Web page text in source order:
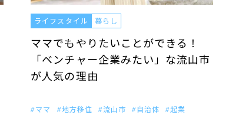
ライフスタイル 暮らし
ママでもやりたいことができる！
「ベンチャー企業みたい」な流山市
が人気の理由
ママ 地方移住 流山市 自治体 起業